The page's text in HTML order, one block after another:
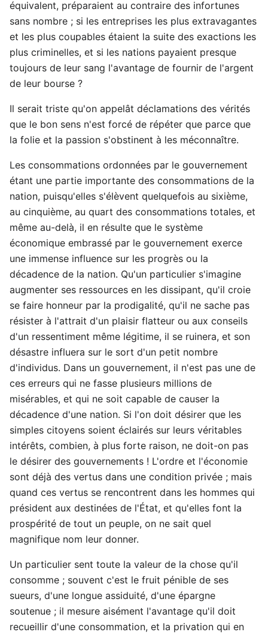
équivalent, préparaient au contraire des infortunes
sans nombre ; si les entreprises les plus extravagantes
et les plus coupables étaient la suite des exactions les
plus criminelles, et si les nations payaient presque
toujours de leur sang l'avantage de fournir de l'argent
de leur bourse ?
Il serait triste qu'on appelât déclamations des vérités
que le bon sens n'est forcé de répéter que parce que
la folie et la passion s'obstinent à les méconnaître.
Les consommations ordonnées par le gouvernement
étant une partie importante des consommations de la
nation, puisqu'elles s'élèvent quelquefois au sixième,
au cinquième, au quart des consommations totales, et
même au-delà, il en résulte que le système
économique embrassé par le gouvernement exerce
une immense influence sur les progrès ou la
décadence de la nation. Qu'un particulier s'imagine
augmenter ses ressources en les dissipant, qu'il croie
se faire honneur par la prodigalité, qu'il ne sache pas
résister à l'attrait d'un plaisir flatteur ou aux conseils
d'un ressentiment même légitime, il se ruinera, et son
désastre influera sur le sort d'un petit nombre
d'individus. Dans un gouvernement, il n'est pas une de
ces erreurs qui ne fasse plusieurs millions de
misérables, et qui ne soit capable de causer la
décadence d'une nation. Si l'on doit désirer que les
simples citoyens soient éclairés sur leurs véritables
intérêts, combien, à plus forte raison, ne doit-on pas
le désirer des gouvernements ! L'ordre et l'économie
sont déjà des vertus dans une condition privée ; mais
quand ces vertus se rencontrent dans les hommes qui
président aux destinées de l'État, et qu'elles font la
prospérité de tout un peuple, on ne sait quel
magnifique nom leur donner.
Un particulier sent toute la valeur de la chose qu'il
consomme ; souvent c'est le fruit pénible de ses
sueurs, d'une longue assiduité, d'une épargne
soutenue ; il mesure aisément l'avantage qu'il doit
recueillir d'une consommation, et la privation qui en